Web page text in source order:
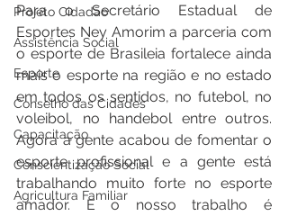
Projeto Cidadão
Assistência Social
Esporte
Conselho das Cidades
Capacitação
Conscientização Social
Agricultura Familiar
Para o Secretário Estadual de
Esportes Ney Amorim a parceria com
o esporte de Brasileia fortalece ainda
mais o esporte na região e no estado
em todos os sentidos, no futebol, no
voleibol, no handebol entre outros.
Agora a gente acabou de fomentar o
esporte profissional e a gente está
trabalhando muito forte no esporte
amador. E o nosso trabalho é